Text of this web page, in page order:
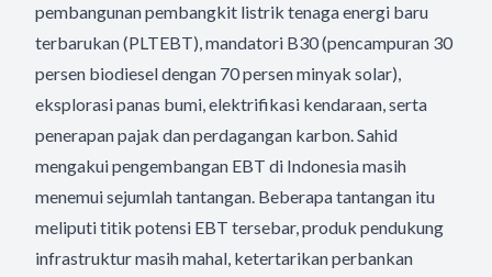
pembangunan pembangkit listrik tenaga energi baru
terbarukan (PLTEBT), mandatori B30 (pencampuran 30
persen biodiesel dengan 70 persen minyak solar),
eksplorasi panas bumi, elektrifikasi kendaraan, serta
penerapan pajak dan perdagangan karbon. Sahid
mengakui pengembangan EBT di Indonesia masih
menemui sejumlah tantangan. Beberapa tantangan itu
meliputi titik potensi EBT tersebar, produk pendukung
infrastruktur masih mahal, ketertarikan perbankan